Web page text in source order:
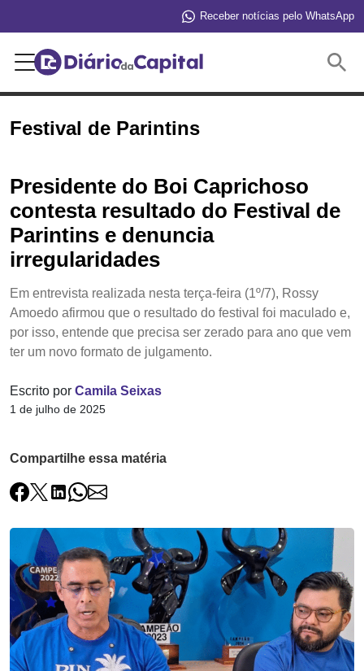
Receber notícias pelo WhatsApp
Festival de Parintins
Presidente do Boi Caprichoso
contesta resultado do Festival de
Parintins e denuncia
irregularidades
Em entrevista realizada nesta terça-feira (1º/7), Rossy
Amoedo afirmou que o resultado do festival foi maculado e,
por isso, entende que precisa ser zerado para ano que vem
ter um novo formato de julgamento.
Escrito por Camila Seixas
1 de julho de 2025
Compartilhe essa matéria